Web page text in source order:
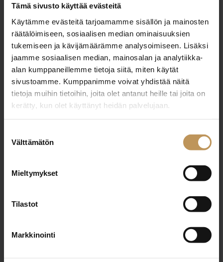
Tämä sivusto käyttää evästeitä
Käytämme evästeitä tarjoamamme sisällön ja mainosten
räätälöimiseen, sosiaalisen median ominaisuuksien
tukemiseen ja kävijämäärämme analysoimiseen. Lisäksi
jaamme sosiaalisen median, mainosalan ja analytiikka-
alan kumppaneillemme tietoja siitä, miten käytät
sivustoamme. Kumppanimme voivat yhdistää näitä
tietoja muihin tietoihin, joita olet antanut heille tai joita on
kerätty, kun olet käyttänyt heidän palvelujaan.
valinta
Välttämätön
Mieltymykset
Tilastot
Markkinointi
" *" näyttää pakolliset kentät
Aihe
Nimi *
Sähköposti